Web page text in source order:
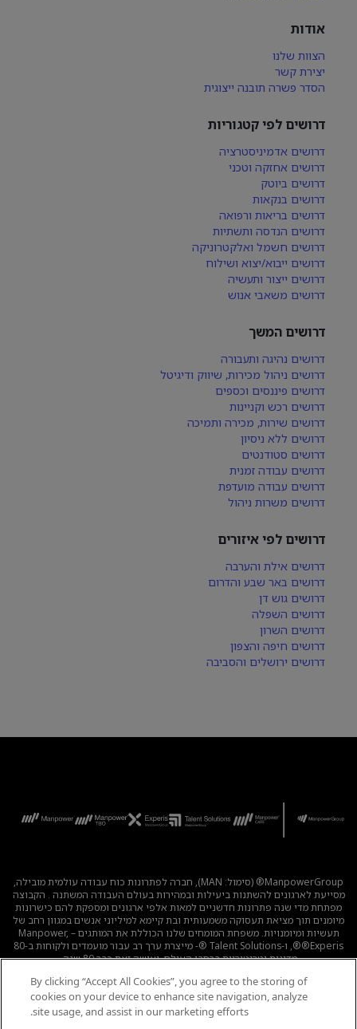
אודות
הצוות שלנו
יצירת קשר
הסדר פשרה תובנה ייצוגית
דרושים לפי קטגוריות
דרושים אדמיניסטרציה
דרושים אחזקה וטכני
דרושים ביוטק
דרושים בנקאות
דרושים בריאות ורפואה
דרושים הנדסה ותשתיות
דרושים חשמל ואלקטרוניקה
דרושים ייבוא/יצוא ושילוח
דרושים ייצור ותעשיה
דרושים משאבי אנוש
דרושים המשך
דרושים נהיגה ותעבורה
דרושים ניהול מכירות, שיווק ודיגיטל
דרושים פיננסים וכספים
דרושים רכש וקניינות
דרושים שירות, מכירה ותמיכה
דרושים ללא ניסיון
דרושים סטודנטים
דרושים עבודה זמנית
דרושים עבודה מועדפת
דרושים משרות ניהול
דרושים לפי איזורים
דרושים אילת והערבה
דרושים באר שבע והדרום
דרושים גוש דן
דרושים השפלה
דרושים השרון
דרושים חיפה והצפון
דרושים ירושלים והסביבה
ManpowerGroup® (סימול: MAN), חברה לפתרונות כוח עבודה עולמית מובילה,
מסייעת לארגונים להשתנות ביעילות ובמהירות בעולם העבודה המשתנה . הקבוצה
מפתחת מדי שנה פתרונות חדשניים למאות אלפי ארגונים ומספקת להם כישרונות
מיומנים תוך מציאת תעסוקה משמעותית ובת קיימא למיליוני אנשים במגוון רחב של
תעשיות ומיומנויות. משפחת המומחים שלנו הכוללת את המותגים – Manpower,
®Experis®, ו-Talent Solutions ®- מייצרת ערך רב עבור מועמדים ולקוחות ב-80
מדינות וטריטוריות ברחבי העולם, ועושה זאת כבר 80 שנה.
לכל המשרות | מדיניות הפרטיות | תנאי השימוש | נגישות
קוד אתי
|
By clicking “Accept All Cookies”, you agree to the storing of
cookies on your device to enhance site navigation, analyze
site usage, and assist in our marketing efforts.